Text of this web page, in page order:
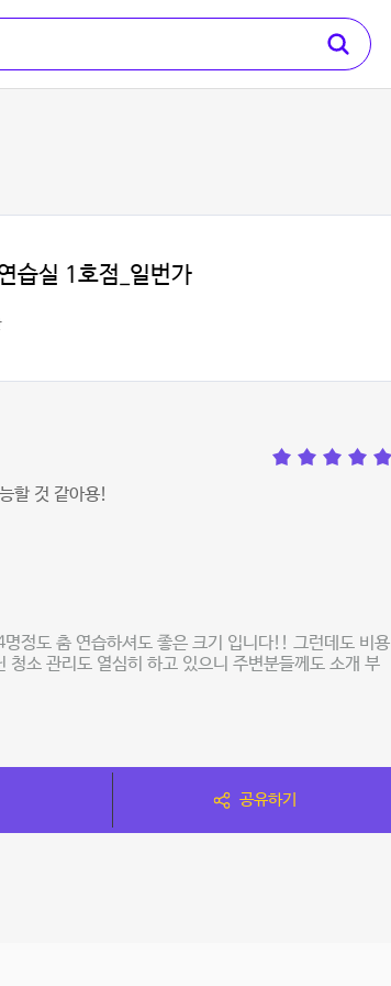
습실 1호점_일번가
할 것 같아용!
정도 춤 연습하셔도 좋은 크기 입니다!! 그런데도 비용
소 관리도 열심히 하고 있으니 주변분들께도 소개 부
공유하기